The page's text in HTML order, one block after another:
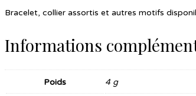
Bracelet, collier assortis et autres motifs
Informations
Poids 4 g